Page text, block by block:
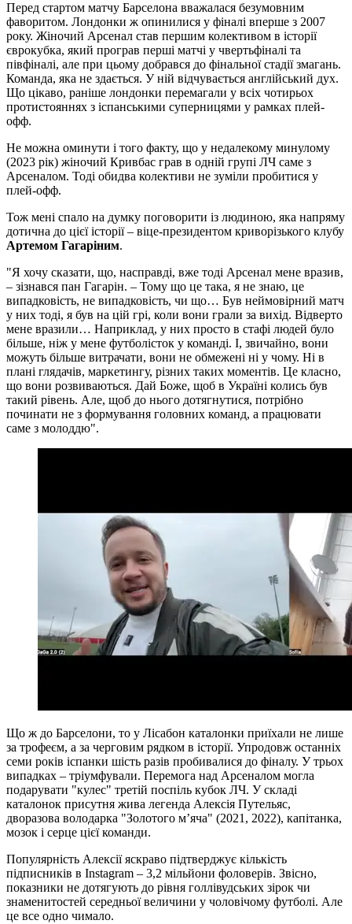
Перед cтартом матчу Барселона вважалася безумовним
фаворитом. Лондонки ж опинилися у фіналі вперше з 2007
року. Жіночий Арсенал став першим колективом в історії
єврокубка, який програв перші матчі у чвертьфіналі та
півфіналі, але при цьому добрався до фінальної стадії змагань.
Команда, яка не здається. У ній відчувається англійський дух.
Що цікаво, раніше лондонки перемагали у всіх чотирьох
протистояннях з іспанськими суперницями у рамках плей-
офф.
Не можна оминути і того факту, що у недалекому минулому
(2023 рік) жіночий Кривбас грав в одній групі ЛЧ саме з
Арсеналом. Тоді обидва колективи не зуміли пробитися у
плей-офф.
Тож мені спало на думку поговорити із людиною, яка напряму
дотична до цієї історії – віце-президентом криворізького клубу
Артемом Гагаріним.
"Я хочу сказати, що, насправді, вже тоді Арсенал мене вразив,
– зізнався пан Гагарін. – Тому що це така, я не знаю, це
випадковість, не випадковість, чи що… Був неймовірний матч
у них тоді, я був на цій грі, коли вони грали за вихід. Відверто
мене вразили… Наприклад, у них просто в стафі людей було
більше, ніж у мене футболісток у команді. І, звичайно, вони
можуть більше витрачати, вони не обмежені ні у чому. Ні в
плані глядачів, маркетингу, різних таких моментів. Це класно,
що вони розвиваються. Дай Боже, щоб в Україні колись був
такий рівень. Але, щоб до нього дотягнутися, потрібно
починати не з формування головних команд, а працювати
саме з молоддю".
Що ж до Барселони, то у Лісабон каталонки приїхали не лише
за трофеєм, а за черговим рядком в історії. Упродовж останніх
семи років іспанки шість разів пробивалися до фіналу. У трьох
випадках – тріумфували. Перемога над Арсеналом могла
подарувати "кулес" третій поспіль кубок ЛЧ. У складі
каталонок присутня жива легенда Алексія Путельяс,
дворазова володарка "Золотого м’яча" (2021, 2022), капітанка,
мозок і серце цієї команди.
Популярність Алексії яскраво підтверджує кількість
підписників в Instagram – 3,2 мільйони фоловерів. Звісно,
показники не дотягують до рівня голлівудських зірок чи
знаменитостей середньої величини у чоловічому футболі. Але
це все одно чимало.